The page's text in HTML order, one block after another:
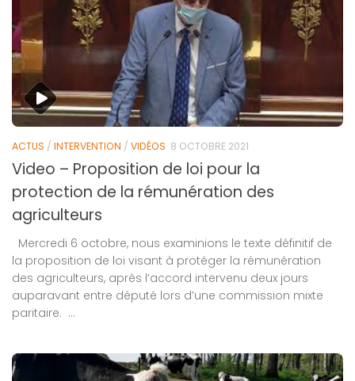
ACTUS / INTERVENTION / VIDÉOS 8 OCTOBRE 2021
Video – Proposition de loi pour la
protection de la rémunération des
agriculteurs
Mercredi 6 octobre, nous examinions le texte définitif de
la proposition de loi visant à protéger la rémunération
des agriculteurs, après l’accord intervenu deux jours
auparavant entre député lors d’une commission mixte
paritaire. ...